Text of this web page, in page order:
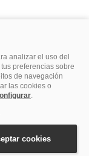
derechos reservados.